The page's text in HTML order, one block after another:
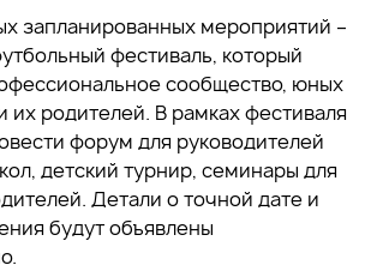
запланированных мероприятий –
фестиваль, который
сообщество, юных
их родителей. В рамках фестиваля
форум для руководителей
детский турнир, семинары для
Детали о точной дате и
будут объявлены